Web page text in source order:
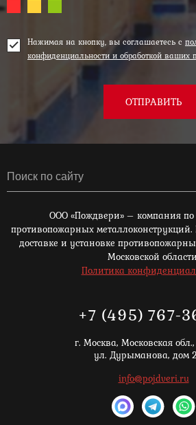
Нажимая на кнопку, вы соглашаетесь с
конфиденциальности и обработкой ваших
ОТПРАВИТЬ
ООО «Пождвери» – компания по
противопожарных
доставке и установке
Московской
Политика
+7 (495) 767-
г. Москва, Московская
ул. Дурыманова, дом
info@pojdveri.ru